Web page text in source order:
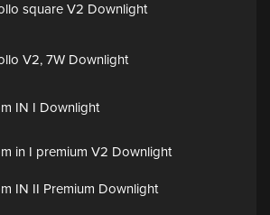
square V2 Downlight
V2, 7W Downlight
IN I Downlight
in I premium V2 Downlight
IN II Premium Downlight